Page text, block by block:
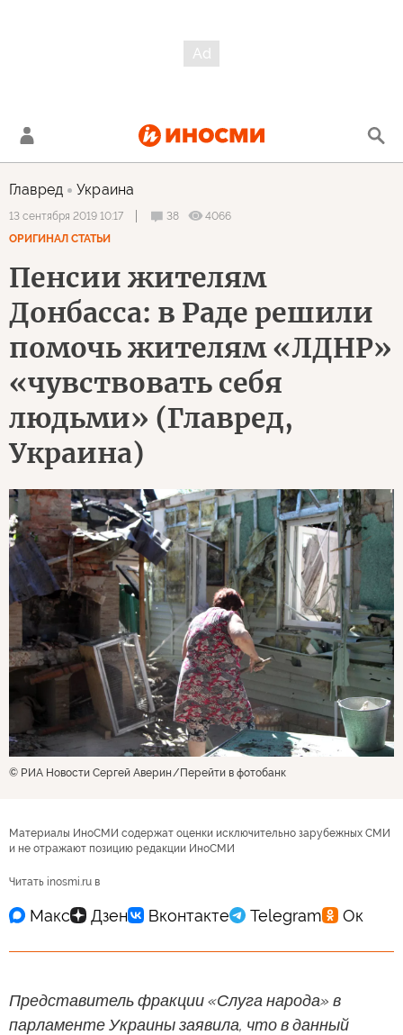
Главред Украина
13 сентября 2019 10:17 38
4066
ОРИГИНАЛ СТАТЬИ
Пенсии жителям
Донбасса: в Раде решили
помочь жителям «ЛДНР»
«чувствовать себя
людьми» (Главред,
Украина)
© РИА Новости Сергей Аверин Перейти в фотобанк
Материалы ИноСМИ содержат оценки исключительно зарубежных СМИ
и не отражают позицию редакции ИноСМИ
Читать inosmi.ru в
Представитель фракции «Слуга народа» в
парламенте Украины заявила, что в данный